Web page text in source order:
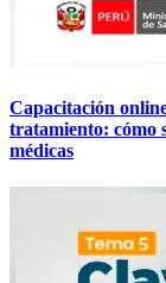
Capacitación
tratamiento: cómo
médicas